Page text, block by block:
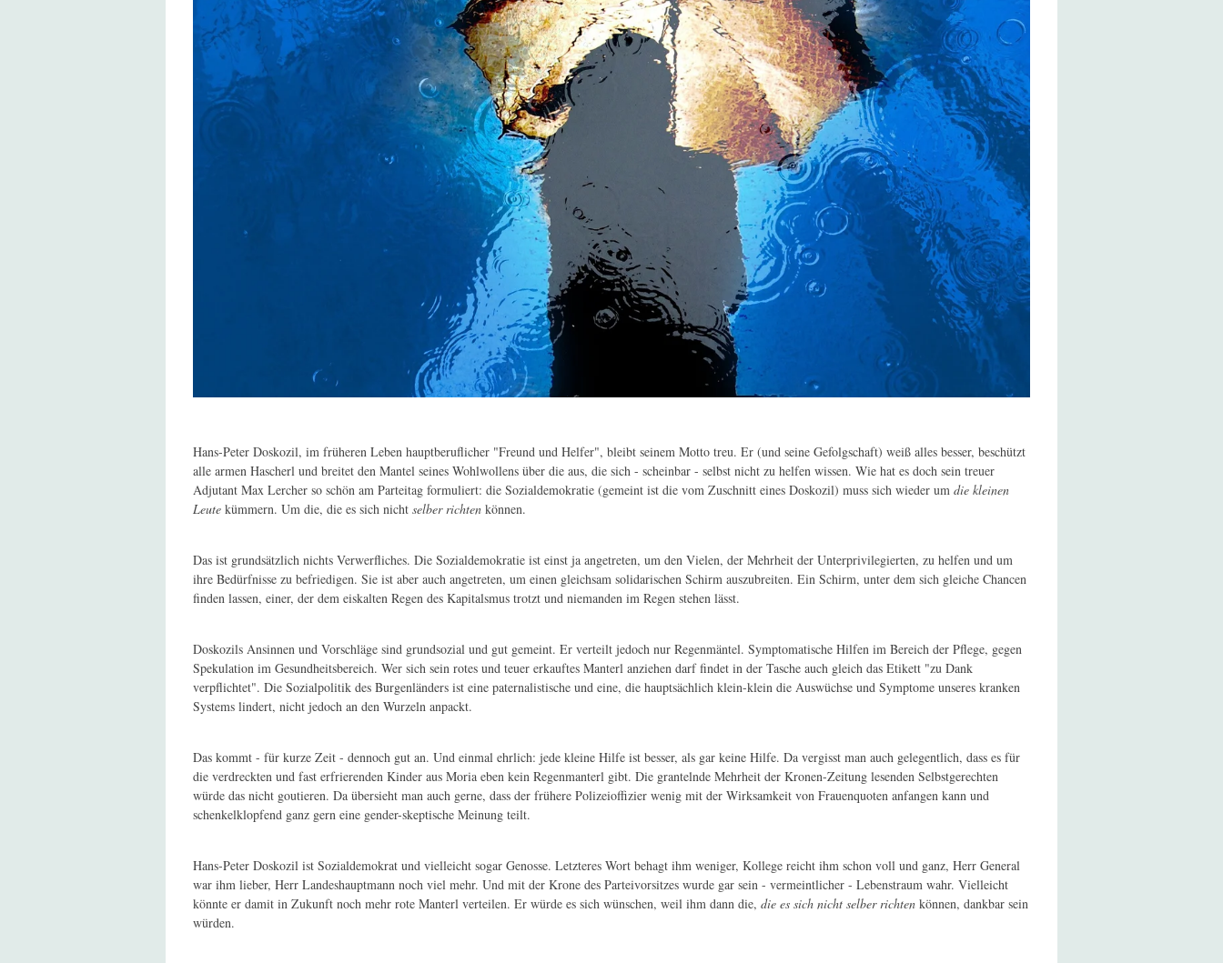
Hans-Peter Doskozil, im früheren Leben hauptberuflicher "Freund und Helfer", bleibt seinem Motto treu. Er (und seine Gefolgschaft) weiß alles besser, beschützt
alle armen Hascherl und breitet den Mantel seines Wohlwollens über die aus, die sich - scheinbar - selbst nicht zu helfen wissen. Wie hat es doch sein treuer
Adjutant Max Lercher so schön am Parteitag formuliert: die Sozialdemokratie (gemeint ist die vom Zuschnitt eines Doskozil) muss sich wieder um die kleinen
Leute kümmern. Um die, die es sich nicht selber richten können.
Das ist grundsätzlich nichts Verwerfliches. Die Sozialdemokratie ist einst ja angetreten, um den Vielen, der Mehrheit der Unterprivilegierten, zu helfen und um
ihre Bedürfnisse zu befriedigen. Sie ist aber auch angetreten, um einen gleichsam solidarischen Schirm auszubreiten. Ein Schirm, unter dem sich gleiche Chancen
finden lassen, einer, der dem eiskalten Regen des Kapitalsmus trotzt und niemanden im Regen stehen lässt.
Doskozils Ansinnen und Vorschläge sind grundsozial und gut gemeint. Er verteilt jedoch nur Regenmäntel. Symptomatische Hilfen im Bereich der Pflege, gegen
Spekulation im Gesundheitsbereich. Wer sich sein rotes und teuer erkauftes Manterl anziehen darf findet in der Tasche auch gleich das Etikett "zu Dank
verpflichtet". Die Sozialpolitik des Burgenländers ist eine paternalistische und eine, die hauptsächlich klein-klein die Auswüchse und Symptome unseres kranken
Systems lindert, nicht jedoch an den Wurzeln anpackt.
Das kommt - für kurze Zeit - dennoch gut an. Und einmal ehrlich: jede kleine Hilfe ist besser, als gar keine Hilfe. Da vergisst man auch gelegentlich, dass es für
die verdreckten und fast erfrierenden Kinder aus Moria eben kein Regenmanterl gibt. Die grantelnde Mehrheit der Kronen-Zeitung lesenden Selbstgerechten
würde das nicht goutieren. Da übersieht man auch gerne, dass der frühere Polizeioffizier wenig mit der Wirksamkeit von Frauenquoten anfangen kann und
schenkelklopfend ganz gern eine gender-skeptische Meinung teilt.
Hans-Peter Doskozil ist Sozialdemokrat und vielleicht sogar Genosse. Letzteres Wort behagt ihm weniger, Kollege reicht ihm schon voll und ganz, Herr General
war ihm lieber, Herr Landeshauptmann noch viel mehr. Und mit der Krone des Parteivorsitzes wurde gar sein - vermeintlicher - Lebenstraum wahr. Vielleicht
könnte er damit in Zukunft noch mehr rote Manterl verteilen. Er würde es sich wünschen, weil ihm dann die, die es sich nicht selber richten können, dankbar sein
würden.